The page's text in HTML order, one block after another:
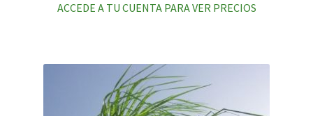
ACCEDE A TU CUENTA PARA VER PRECIOS